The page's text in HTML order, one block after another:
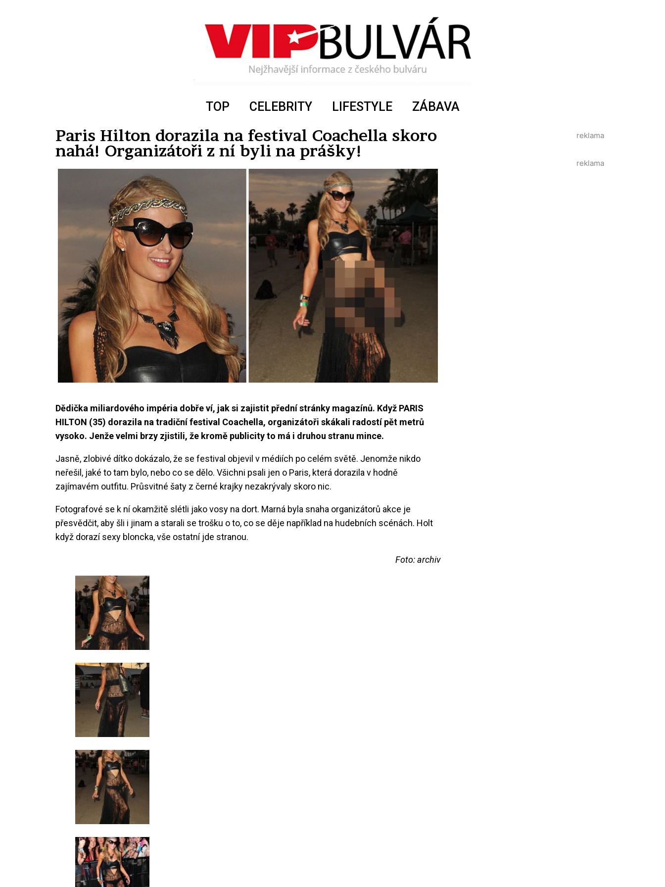
TOP CELEBRITY LIFESTYLE ZÁBAVA
Paris Hilton dorazila na festival Coachella skoro
nahá! Organizátoři z ní byli na prášky!
Dědička miliardového impéria dobře ví, jak si zajistit přední stránky magazínů. Když PARIS
HILTON (35) dorazila na tradiční festival Coachella, organizátoři skákali radostí pět metrů
vysoko. Jenže velmi brzy zjistili, že kromě publicity to má i druhou stranu mince.
Jasně, zlobivé dítko dokázalo, že se festival objevil v médiích po celém světě. Jenomže nikdo
neřešil, jaké to tam bylo, nebo co se dělo. Všichni psali jen o Paris, která dorazila v hodně
zajímavém outfitu. Průsvitné šaty z černé krajky nezakrývaly skoro nic.
Fotografové se k ní okamžitě slétli jako vosy na dort. Marná byla snaha organizátorů akce je
přesvědčit, aby šli i jinam a starali se trošku o to, co se děje například na hudebních scénách. Holt
když dorazí sexy bloncka, vše ostatní jde stranou.
Foto: archiv
reklama
reklama